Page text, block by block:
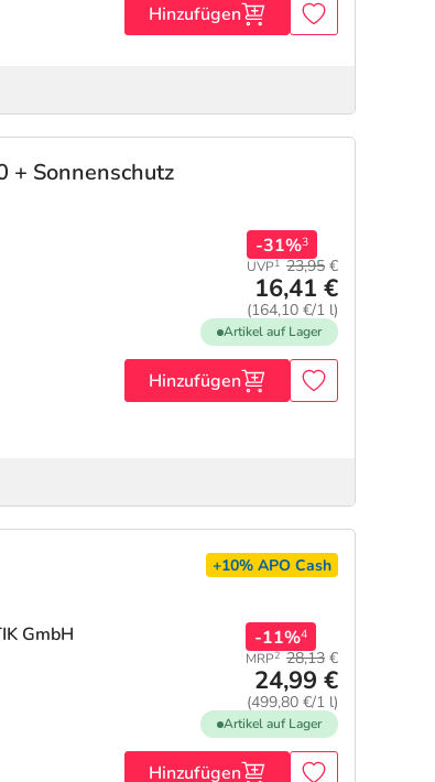
Hinzufügen
+ Sonnenschutz
UVP1 23,95 €
16,41 €
(164,10 €/1 l)
-31%3
Artikel auf Lager
Hinzufügen
+10% APO Cash
GmbH
MRP2 28,13 €
24,99 €
(499,80 €/1 l)
-11%4
Artikel auf Lager
Hinzufügen